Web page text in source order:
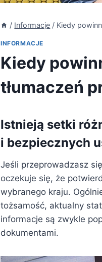
/ Informacje / Kiedy
INFORMACJE
Kiedy
tłumaczeń
Istnieją setki
i bezpiecznych
Jeśli przeprowadzasz
oczekuje się, że
wybranego kraju.
tożsamość, aktualny
informacje są zwykle
dokumentami.